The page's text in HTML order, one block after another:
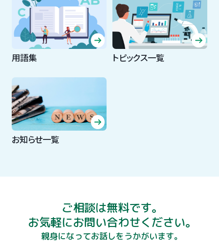
用語集 トピックス一覧
お知らせ一覧
ご相談は無料です。
お気軽にお問い合わせください。
親身になってお話しをうかがいます。